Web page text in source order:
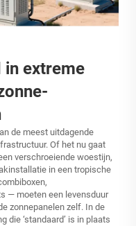
in extreme
de meest uitdagende
Of het nu gaat
verschroeiende woestijn,
in een tropische
— moeten een levensduur
zonnepanelen zelf. In de
die ‘standaard’ is in plaats